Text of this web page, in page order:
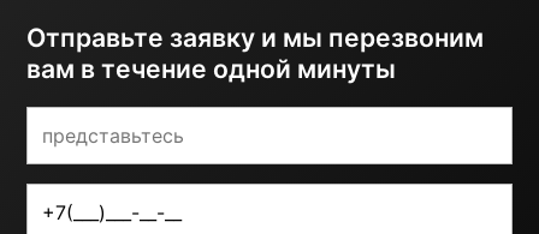
Отправьте заявку и мы перезвоним
вам в течение одной минуты